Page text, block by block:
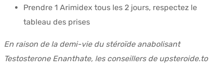
Prendre 1 Arimidex tous les 2 jours, respectez le
tableau des prises
En raison de la demi-vie du stéroïde anabolisant
Testosterone Enanthate, les conseillers de upsteroide.to